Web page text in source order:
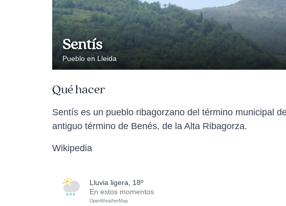
Sentís
Pueblo en Lleida
Qué hacer
Sentís es un pueblo ribagorzano del término municipal
antiguo término de Benés, de la Alta Ribagorza.
Wikipedia
lluvia ligera, 18º
En estos momentos
OpenWeatherMap